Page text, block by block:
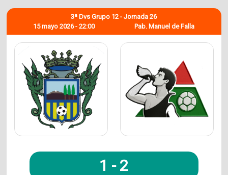
15 mayo 2026 - 22:00
3ª Dvs Grupo 12 - Jornada 26
Pab. Manuel de Falla
1 - 2